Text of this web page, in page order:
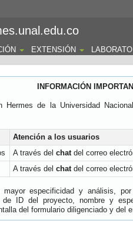
EXTENSIÓN
INFORMACIÓN
Hermes de la Universidad
Atención a los usuarios
A través del chatdel correo
A través del chatdel correo
mayor especificidad y análisis,
ID del proyecto, nombre y
del formulario diligenciado y del